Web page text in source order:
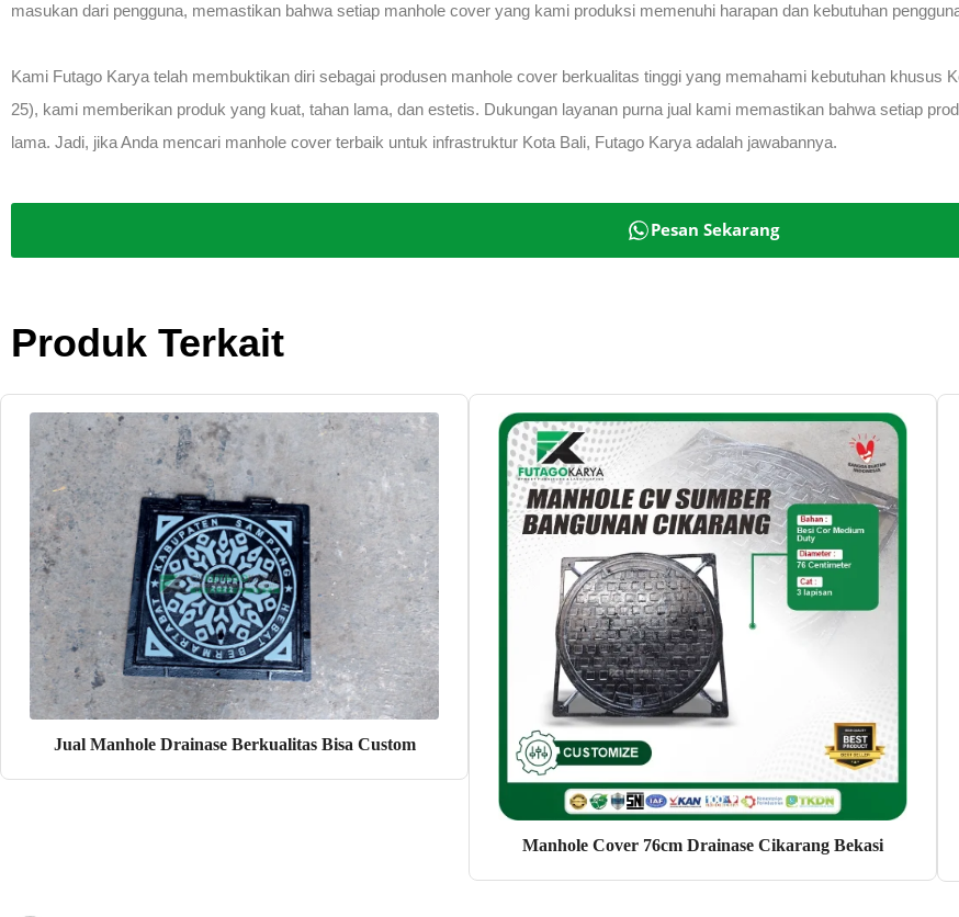
masukan dari pengguna, memastikan bahwa setiap manhole cover yang kami produksi memenuhi harapan dan kebutuhan
Kami Futago Karya telah membuktikan diri sebagai produsen manhole cover berkualitas tinggi yang memahami kebutuhan khusus
25), kami memberikan produk yang kuat, tahan lama, dan estetis. Dukungan layanan purna jual kami memastikan bahwa setiap
lama. Jadi, jika Anda mencari manhole cover terbaik untuk infrastruktur Kota Bali, Futago Karya adalah jawabannya.
Pesan Sekarang
Produk Terkait
Jual Manhole Drainase Berkualitas Bisa Custom
Manhole Cover 76cm Drainase Cikarang Bekasi